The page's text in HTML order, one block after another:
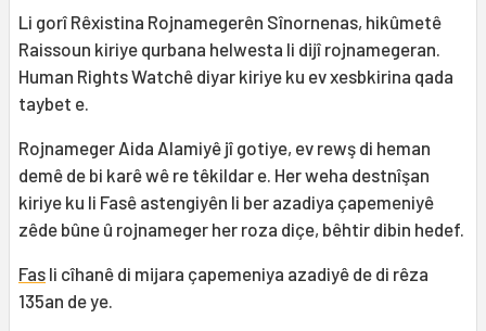
Li gorî Rêxistina Rojnamegerên Sînornenas, hikûmetê
Raissoun kiriye qurbana helwesta li dijî rojnamegeran.
Human Rights Watchê diyar kiriye ku ev xesbkirina qada
taybet e.
Rojnameger Aida Alamiyê jî gotiye, ev rewş di heman
demê de bi karê wê re têkildar e. Her weha destnîşan
kiriye ku li Fasê astengiyên li ber azadiya çapemeniyê
zêde bûne û rojnameger her roza diçe, bêhtir dibin hedef.
Fas li cîhanê di mijara çapemeniya azadiyê de di rêza
135an de ye.